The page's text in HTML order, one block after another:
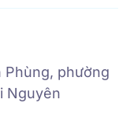
phường
Nguyên